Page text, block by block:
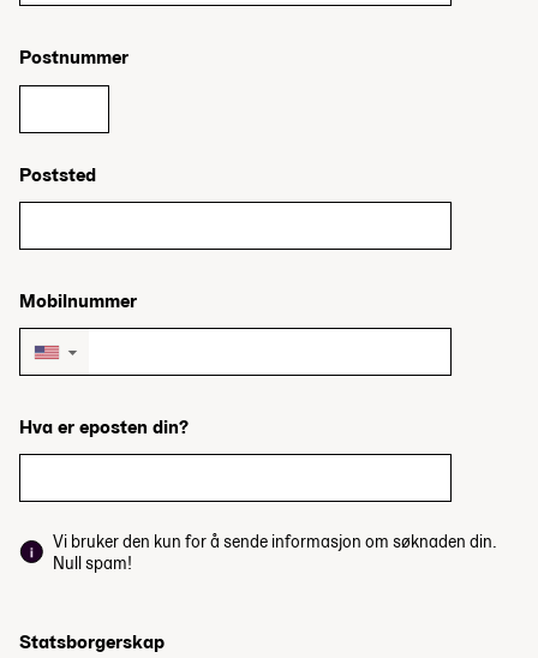
Postnummer
Poststed
Mobilnummer
▼
Hva er eposten din?
Vi bruker den kun for å sende informasjon om søknaden din.
Null spam!
Statsborgerskap